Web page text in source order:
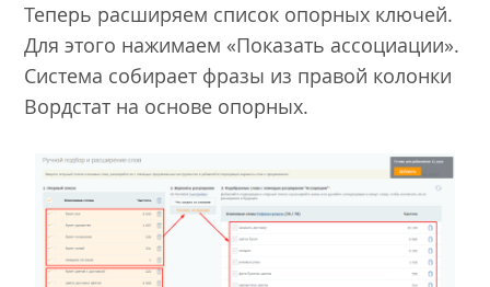
Теперь расширяем список опорных ключей.
Для этого нажимаем «Показать ассоциации».
Система собирает фразы из правой колонки
Вордстат на основе опорных.